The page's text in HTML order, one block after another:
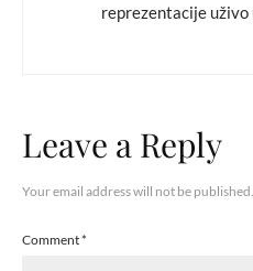
reprezentacije
Leave a Reply
Your email address will not be published.
Comment*